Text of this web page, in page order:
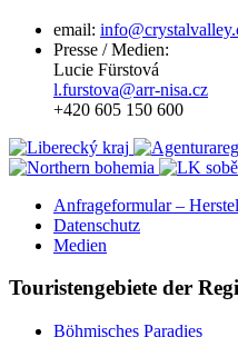
email:
Presse / Medien:
Lucie Fürstová
l.furstova@arr-nisa.cz
+420 605 150 600
Anfrageformular –
Datenschutz
Medien
Touristengebiete der
Böhmisches Paradies